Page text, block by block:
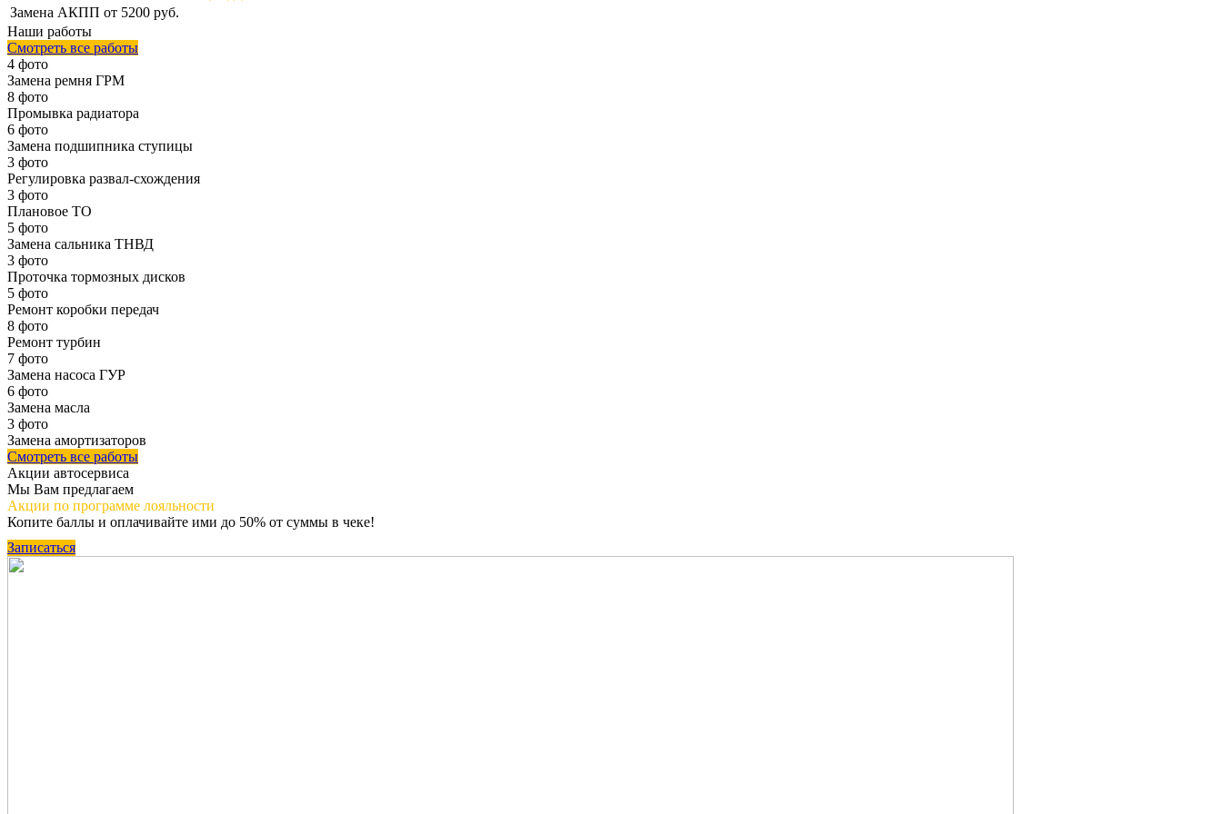
Замена АКПП от 5200 руб.
Наши работы
Смотреть все работы
4 фото
Замена ремня ГРМ
8 фото
Промывка радиатора
6 фото
Замена подшипника ступицы
3 фото
Регулировка развал-схождения
3 фото
Плановое ТО
5 фото
Замена сальника ТНВД
3 фото
Проточка тормозных дисков
5 фото
Ремонт коробки передач
8 фото
Ремонт турбин
7 фото
Замена насоса ГУР
6 фото
Замена масла
3 фото
Замена амортизаторов
Смотреть все работы
Акции автосервиса
Мы Вам предлагаем
Акции по программе лояльности
Копите баллы и оплачивайте ими до 50% от суммы в чеке!
Записаться